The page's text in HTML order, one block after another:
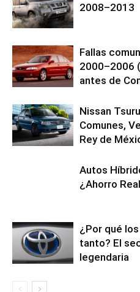
2008–2013
Fallas
2000–2006
antes de
Nissan
Comunes,
Rey de
Autos
¿Ahorro
¿Por qué
tanto? El
legendaria